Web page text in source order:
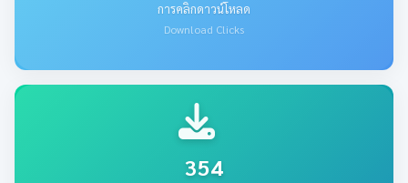
การคลิกดาวน์โหลด
Download Clicks
354